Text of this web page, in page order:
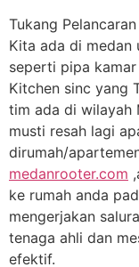
Tukang
Kita ada di medan
seperti pipa
Kitchen sinc yang
tim ada di wilayah
musti resah lagi
dirumah/
medanrooter.com
ke rumah anda
mengerjakan
tenaga ahli dan
efektif.